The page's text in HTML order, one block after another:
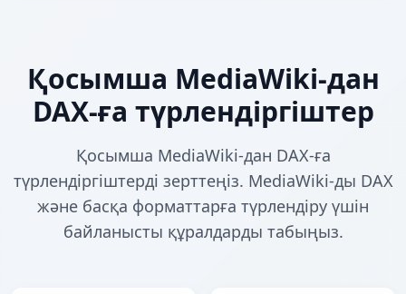
Қосымша MediaWiki-дан
DAX-ға түрлендіргіштер
Қосымша MediaWiki-дан DAX-ға
түрлендіргіштерді зерттеңіз. MediaWiki-ды DAX
және басқа форматтарға түрлендіру үшін
байланысты құралдарды табыңыз.